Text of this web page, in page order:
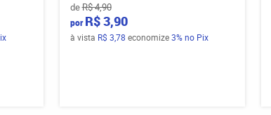
deR$ 4,90
por R$ 3,90
à vista R$ 3,78 economize3% no Pix